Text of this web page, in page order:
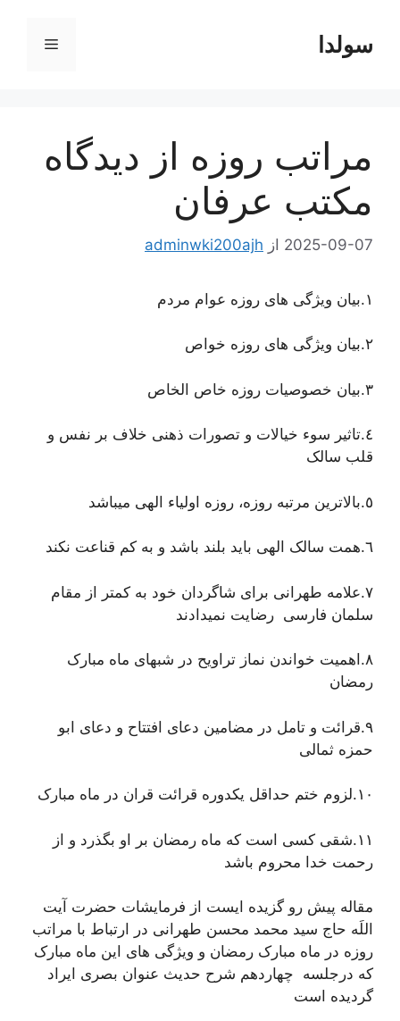
محتواسولدا فهرست
مراتب روزه از دیدگاه
مکتب عرفان
2025-09-07 از adminwki200ajh
١.بیان ویژگی های روزه عوام مردم
٢.بیان ویژگی های روزه خواص
٣.بیان خصوصیات روزه خاص الخاص
٤.تاثیر سوء خیالات و تصورات ذهنی خلاف بر نفس و
قلب سالک
٥.بالاترین مرتبه روزه، روزه اولیاء الهی میباشد
٦.همت سالک الهی باید بلند باشد و به کم قناعت نکند
٧.علامه طهرانی برای شاگردان خود به کمتر از مقام
سلمان فارسی رضایت نمیدادند
٨.اهمیت خواندن نماز تراویح در شبهای ماه مبارک
رمضان
٩.قرائت و تامل در مضامین دعای افتتاح و دعای ابو
حمزه ثمالی
١٠.لزوم ختم حداقل یکدوره قرائت قران در ماه مبارک
١١.شقی کسی است که ماه رمضان بر او بگذرد و از
رحمت خدا محروم باشد
مقاله پیش رو گزیده ایست از فرمایشات حضرت آیت
اللَه حاج سید محمد محسن طهرانی در ارتباط با مراتب
روزه در ماه مبارک رمضان و ویژگی های این ماه مبارک
که درجلسه چهاردهم شرح حدیث عنوان بصری ایراد
گردیده است